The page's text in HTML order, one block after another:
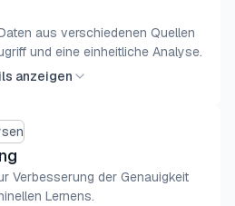
aus verschiedenen Quellen
und eine einheitliche Analyse.
anzeigen
Verbesserung der Genauigkeit
Lernens.